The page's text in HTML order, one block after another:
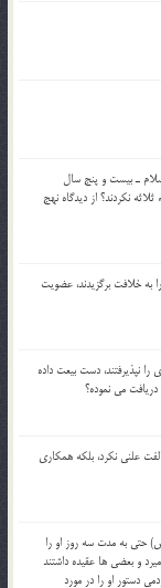
ـ بيست و پنج سال
نکردند؟ از ديدگاه نهج
به خلافت برگزيدند، عضويت
نپذيرفتند، دست بيعت داده
مي نموده؟
علني نکرد، بلكه همكاري
حتی به مدت سه روز او را
و بعضي ها عقيده داشتند
دستور او را در مورد